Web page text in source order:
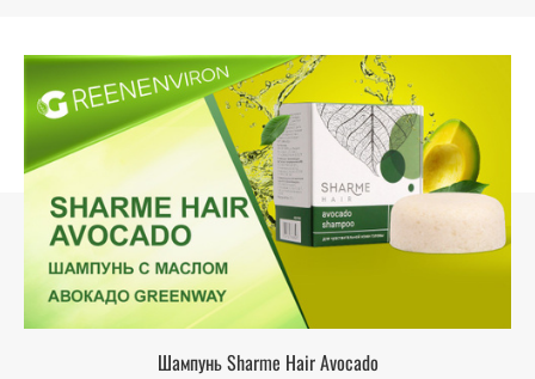
Шампунь Sharme Hair Avocado